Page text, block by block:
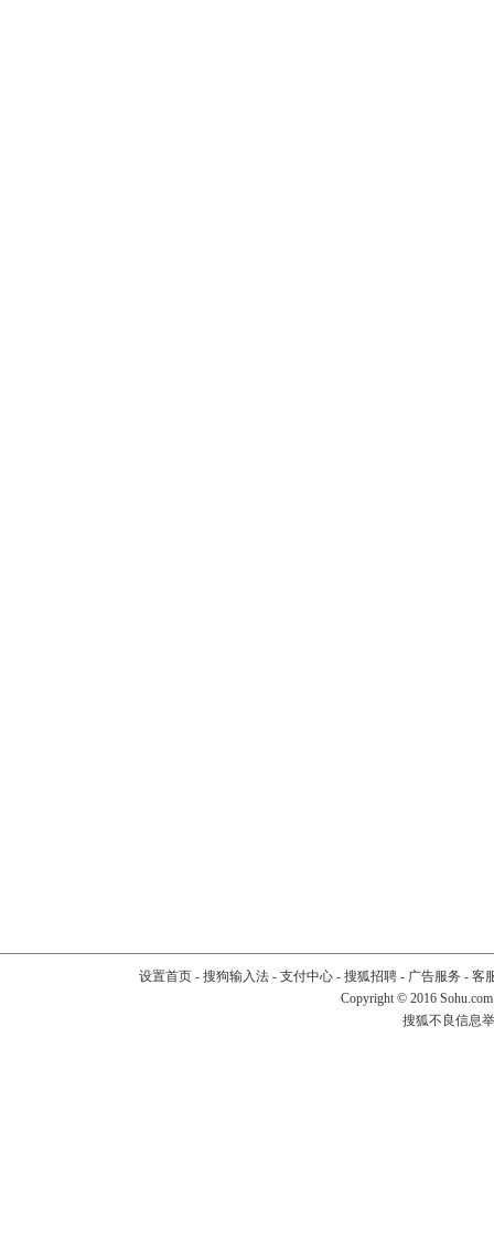
设置首页- 搜狗输入法- 支付中心- 搜狐招聘- 广告服务 - 客
Copyright © 2016
搜狐不良信息